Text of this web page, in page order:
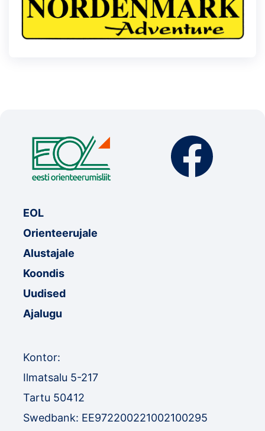
Ajalugu
Koolitused
EOL
Orienteerujale
Alustajale
Koondis
Uudised
Ajalugu
Kontor:
Ilmatsalu 5-217
Tartu 50412
Swedbank: EE972200221002100295